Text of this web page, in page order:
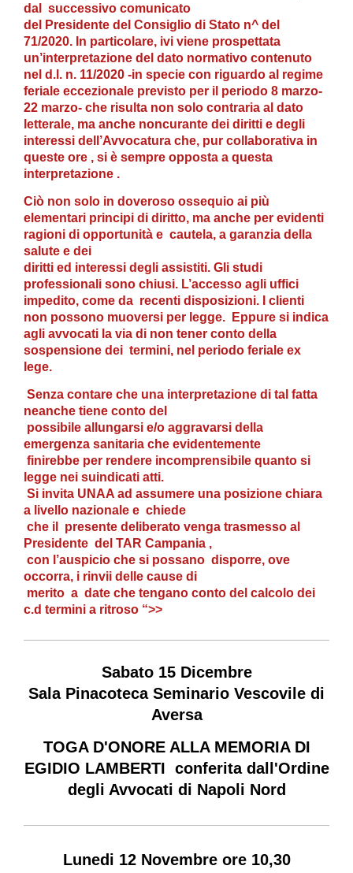
dal successivo comunicato
del Presidente del Consiglio di Stato n^ del
71/2020. In particolare, ivi viene prospettata
un’interpretazione del dato normativo contenuto
nel d.l. n. 11/2020 -in specie con riguardo al regime
feriale eccezionale previsto per il periodo 8 marzo-
22 marzo- che risulta non solo contraria al dato
letterale, ma anche noncurante dei diritti e degli
interessi dell’Avvocatura che, pur collaborativa in
queste ore , si è sempre opposta a questa
interpretazione .
Ciò non solo in doveroso ossequio ai più
elementari principi di diritto, ma anche per evidenti
ragioni di opportunità e cautela, a garanzia della
salute e dei
diritti ed interessi degli assistiti. Gli studi
professionali sono chiusi. L’accesso agli uffici
impedito, come da recenti disposizioni. I clienti
non possono muoversi per legge.
Eppure si indica
agli avvocati la via di non tener conto della
sospensione dei termini, nel periodo feriale ex
lege.
Senza contare che una interpretazione di tal fatta
neanche tiene conto del
possibile allungarsi e/o aggravarsi della
emergenza sanitaria che evidentemente
finirebbe per rendere incomprensibile quanto si
legge nei suindicati atti.
Si invita UNAA ad assumere una posizione chiara
a livello nazionale e chiede
che il
presente deliberato venga trasmesso al
Presidente del TAR Campania ,
con l’auspicio che si possano disporre, ove
occorra, i rinvii delle cause di
merito a date che tengano conto del calcolo dei
c.d termini a ritroso “>>
Sabato 15 Dicembre
Sala Pinacoteca Seminario Vescovile di
Aversa
TOGA D'ONORE ALLA MEMORIA DI
EGIDIO LAMBERTI conferita dall'Ordine
degli Avvocati di Napoli Nord
Lunedi 12 Novembre ore 10,30